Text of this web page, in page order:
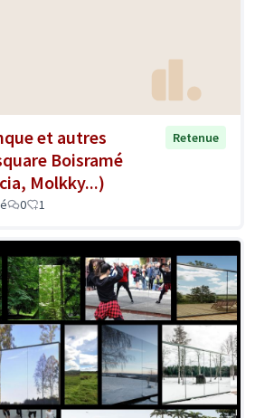
et autres
Boisramé
Molkky...)
Retenue
0 1